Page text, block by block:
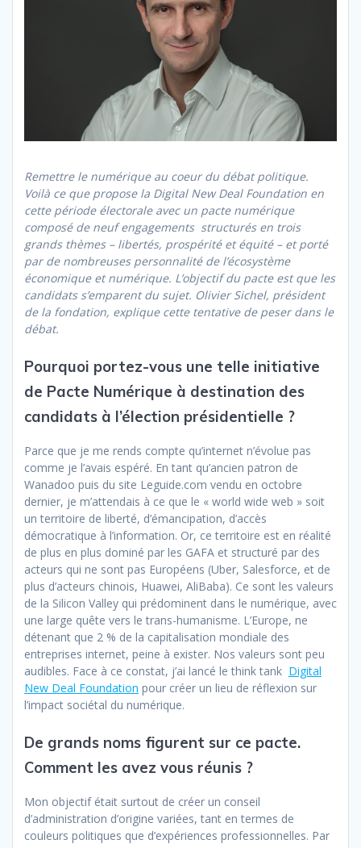
Remettre le numérique au coeur du débat politique.
Voilà ce que propose la Digital New Deal Foundation en
cette période électorale avec un pacte numérique
composé de neuf engagements structurés en trois
grands thèmes – libertés, prospérité et équité – et porté
par de nombreuses personnalité de l’écosystème
économique et numérique. L’objectif du pacte est que les
candidats s’emparent du sujet. Olivier Sichel, président
de la fondation, explique cette tentative de peser dans le
débat.
Pourquoi portez-vous une telle initiative
de Pacte Numérique à destination des
candidats à l’élection présidentielle ?
Parce que je me rends compte qu’internet n’évolue pas
comme je l’avais espéré. En tant qu’ancien patron de
Wanadoo puis du site Leguide.com vendu en octobre
dernier, je m’attendais à ce que le « world wide web » soit
un territoire de liberté, d’émancipation, d’accès
démocratique à l’information. Or, ce territoire est en réalité
de plus en plus dominé par les GAFA et structuré par des
acteurs qui ne sont pas Européens (Uber, Salesforce, et de
plus d’acteurs chinois, Huawei, AliBaba). Ce sont les valeurs
de la Silicon Valley qui prédominent dans le numérique, avec
une large quête vers le trans-humanisme. L’Europe, ne
détenant que 2 % de la capitalisation mondiale des
entreprises internet, peine à exister. Nos valeurs sont peu
audibles. Face à ce constat, j’ai lancé le think tank Digital
New Deal Foundation pour créer un lieu de réflexion sur
l’impact sociétal du numérique.
De grands noms figurent sur ce pacte.
Comment les avez vous réunis ?
Mon objectif était surtout de créer un conseil
d’administration d’origine variées, tant en termes de
couleurs politiques que d’expériences professionnelles. Par